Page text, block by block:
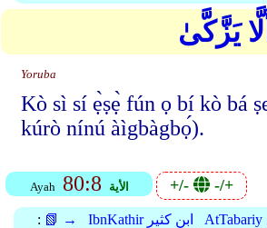
يَزَّكَّىٰ
Yoruba
Kò sì sí ẹ̀ṣẹ̀ fún ọ bí kò bá
kúrò nínú àìgbàgbọ́).
Ayah 80:8 الأية +/- -/+
: 📗 → IbnKathir ابن كثير